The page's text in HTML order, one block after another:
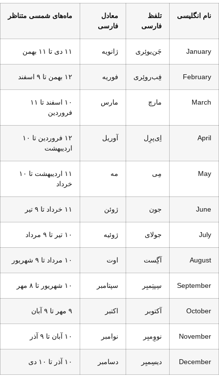
نام انگلیسی
تلفظ
فارسی
معادل
فارسی
ماه‌های شمسی متناظر
January جَن‌یوئِری ژانویه ۱۱ دی تا ۱۱ بهمن
February فِب‌روئِری فوریه ۱۲ بهمن تا ۹ اسفند
March مارچ مارس
۱۰ اسفند تا ۱۱
فروردین
April اِی‌پرِل آوریل
۱۲ فروردین تا ۱۰
اردیبهشت
May مِی مه
۱۱ اردیبهشت تا ۱۰
خرداد
June جون ژوئن ۱۱ خرداد تا ۹ تیر
July جولای ژوئیه ۱۰ تیر تا ۹ مرداد
August آگِست اوت ۱۰ مرداد تا ۹ شهریور
September سِپتِمبِر سپتامبر ۱۰ شهریور تا ۸ مهر
October آکتوبر اکتبر ۹ مهر تا ۹ آبان
November نووِمبِر نوامبر ۱۰ آبان تا ۹ آذر
December دیسِمبِر دسامبر ۱۰ آذر تا ۱۰ دی